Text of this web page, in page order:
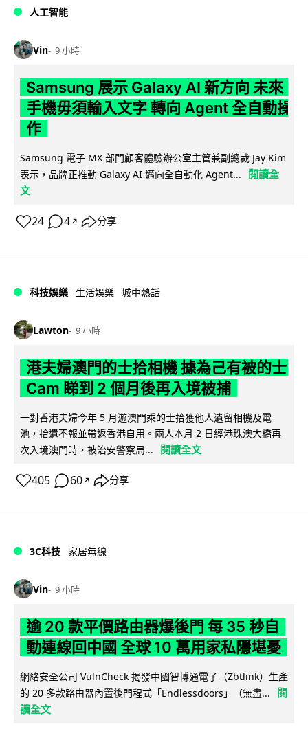
人工智能
Vin 9 小時
Samsung 展示 Galaxy AI 新方向 未來
手機毋須輸入文字 轉向 Agent 全自動操
作
Samsung 電子 MX 部門顧客體驗辦公室主管兼副總裁 Jay Kim
表示，品牌正推動 Galaxy AI 邁向全自動化 Agent...
閱讀全
文
24 4 ↗ 分享
科技娛樂 生活娛樂 城中熱話
Lawton 9 小時
港夫婦澳門的士拾相機 據為己有被的士
Cam 睇到 2 個月後再入境被捕
一對香港夫婦今年 5 月遊澳門乘的士拾獲他人遺留相機及電
池，拾遺不報並帶返香港自用。兩人本月 2 日經港珠澳大橋再
次入境澳門時，被治安警察局...
閱讀全文
405 60 ↗ 分享
3C科技 家居無線
Vin 9 小時
逾 20 款平價路由器爆後門 每 35 秒自
動連線回中國 全球 10 萬用家私隱堪憂
網絡安全公司 VulnCheck 揭發中國智博通電子（Zbtlink）生產
的 20 多款路由器內置後門程式「Endlessdoors」（無盡...
閱
讀全文